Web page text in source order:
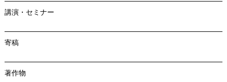
講演・セミナー
寄稿
著作物